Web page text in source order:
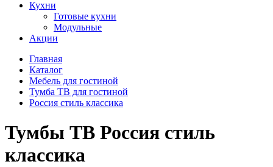
Кухни
Готовые кухни
Модульные
Акции
Главная
Каталог
Мебель для гостиной
Тумба ТВ для гостиной
Россия стиль классика
Тумбы ТВ Россия стиль
классика